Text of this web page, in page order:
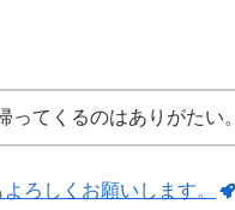
ってくるのはありがたい。
ろしくお願いします。